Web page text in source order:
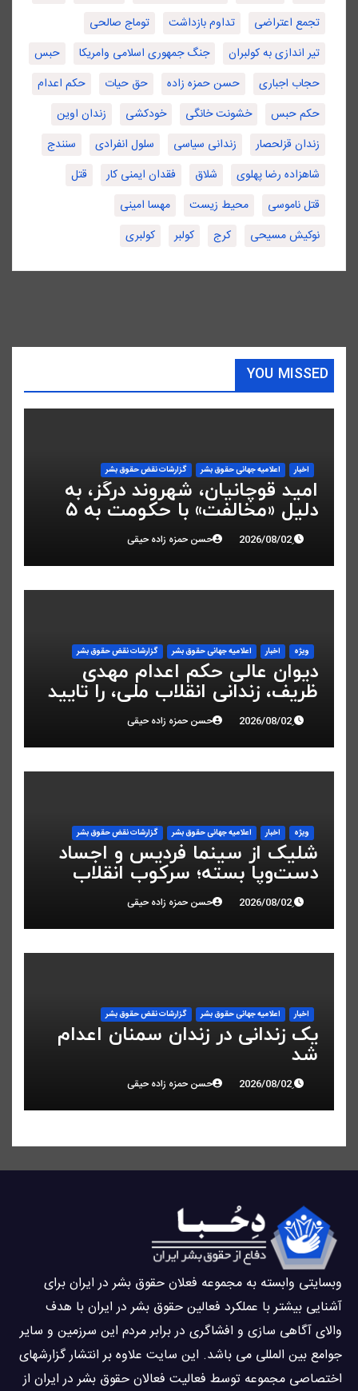
تجمع اعتراضی
تداوم بازداشت
توماج صالحی
تیر اندازی به کولبران
جنگ جمهوری اسلامی وامریکا
حبس
حجاب اجباری
حسن حمزه زاده حق حیات
حکم اعدام
حکم حبس
خشونت خانگی خودکشی
زندان اوین
زندان قزلحصار
زندانی سیاسی سلول انفرادی
سنندج
شاهزاده رضا پهلوی
شلاق فقدان ایمنی کار
قتل
قتل ناموسی
محیط زیست
مهسا امینی
نوکیش مسیحی
کرج کولبر کولبری
YOU MISSED
اخبار اعلاميه جهانی حقوق بشر گزارشات نقض حقوق بشر
امید قوچانیان، شهروند درگز، به
دلیل «مخالفت» با حکومت به ۵
سال زندان محکوم شد
حسن حمزه زاده حیقی
ویژه اخبار اعلاميه جهانی حقوق بشر گزارشات نقض حقوق بشر
دیوان عالی حکم اعدام مهدی
ظریف، زندانی انقلاب ملی، را تایید
کرد حسن حمزه زاده حیقی
ویژه اخبار اعلاميه جهانی حقوق بشر گزارشات نقض حقوق بشر
شلیک از سینما فردیس و اجساد
دست‌وپا بسته؛ سرکوب انقلاب
ملی در البرز حسن حمزه زاده حیقی
اخبار اعلاميه جهانی حقوق بشر گزارشات نقض حقوق بشر
یک زندانی در زندان سمنان اعدام
شد
حسن حمزه زاده حیقی
وبسايتى وابسته به مجموعه فعلان حقوق بشر در ایران برای
آشنایی بيشتر با عملکرد فعالین حقوق بشر در ایران با هدف
والاى آگاهى سازی و افشاگرى در برابر مردم این سرزمین و ساير
جوامع بین المللى می باشد. این سایت علاوه بر انتشار گزارشهای
اختصاصی مجموعه توسط فعاليت فعالان حقوق بشر در ایران از